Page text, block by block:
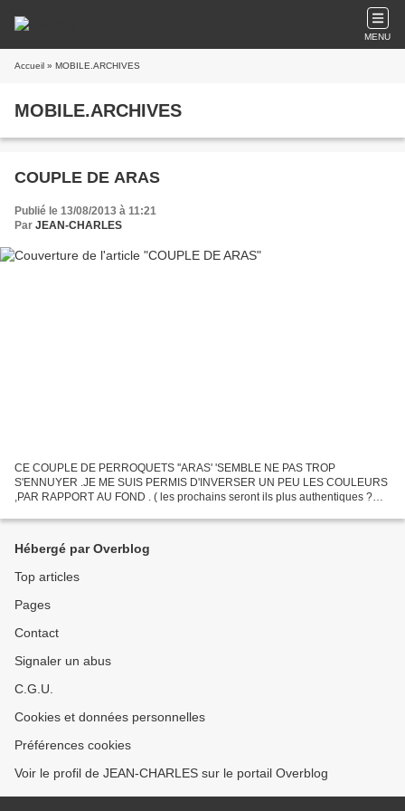
MENU
Accueil » MOBILE.ARCHIVES
MOBILE.ARCHIVES
COUPLE DE ARAS
Publié le 13/08/2013 à 11:21
Par JEAN-CHARLES
CE COUPLE DE PERROQUETS ''ARAS' 'SEMBLE NE PAS TROP
S'ENNUYER .JE ME SUIS PERMIS D'INVERSER UN PEU LES COULEURS
,PAR RAPPORT AU FOND . ( les prochains seront ils plus authentiques ?
CHEZ GEGE,ET...
Hébergé par Overblog
Top articles
Pages
Contact
Signaler un abus
C.G.U.
Cookies et données personnelles
Préférences cookies
Voir le profil de JEAN-CHARLES sur le portail Overblog